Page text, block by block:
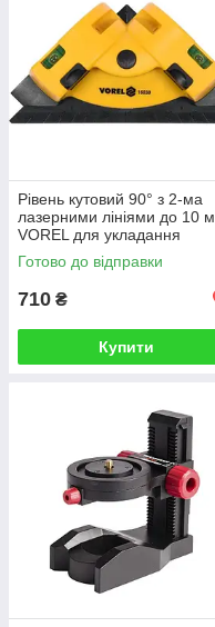
Рівень кутовий 90° з 2-ма
лазерними лініями до 10 м
VOREL для укладання
плитки, 190х 135 мм
Готово до відправки
710 ₴
Купити